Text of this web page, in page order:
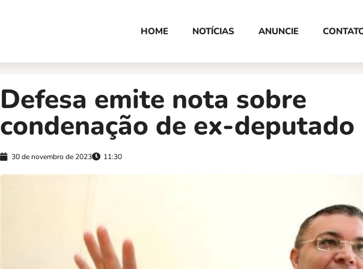
HOME NOTÍCIAS ANUNCIE
Defesa emite nota sobre
condenação de ex-deputado
30 de novembro de 2023 11:30